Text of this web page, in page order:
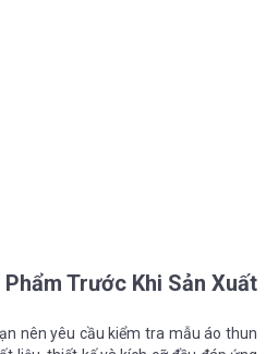
Trước Khi Sản Xuất
nên yêu cầu kiểm tra mẫu áo thun